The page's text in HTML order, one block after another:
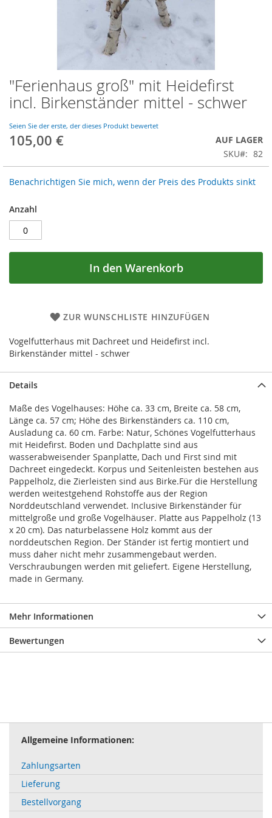
Anfang
der
Bildergalerie
springen
"Ferienhaus groß" mit Heidefirst
incl. Birkenständer mittel - schwer
Seien Sie der erste, der dieses Produkt bewertet
105,00 €
AUF LAGER
SKU
82
Benachrichtigen Sie mich, wenn der Preis des Produkts sinkt
Anzahl
In den Warenkorb
ZUR WUNSCHLISTE HINZUFÜGEN
Vogelfutterhaus mit Dachreet und Heidefirst incl.
Birkenständer mittel - schwer
Details
Maße des Vogelhauses: Höhe ca. 33 cm, Breite ca. 58 cm,
Länge ca. 57 cm; Höhe des Birkenständers ca. 110 cm,
Ausladung ca. 60 cm. Farbe: Natur, Schönes Vogelfutterhaus
mit Heidefirst. Boden und Dachplatte sind aus
wasserabweisender Spanplatte, Dach und First sind mit
Dachreet eingedeckt. Korpus und Seitenleisten bestehen aus
Pappelholz, die Zierleisten sind aus Birke.Für die Herstellung
werden weitestgehend Rohstoffe aus der Region
Norddeutschland verwendet. Inclusive Birkenständer für
mittelgroße und große Vogelhäuser. Platte aus Pappelholz (13
x 20 cm). Das naturbelassene Holz kommt aus der
norddeutschen Region. Der Ständer ist fertig montiert und
muss daher nicht mehr zusammengebaut werden.
Verschraubungen werden mit geliefert. Eigene Herstellung,
made in Germany.
Mehr Informationen
Bewertungen
Allgemeine Informationen:
Zahlungsarten
Lieferung
Bestellvorgang